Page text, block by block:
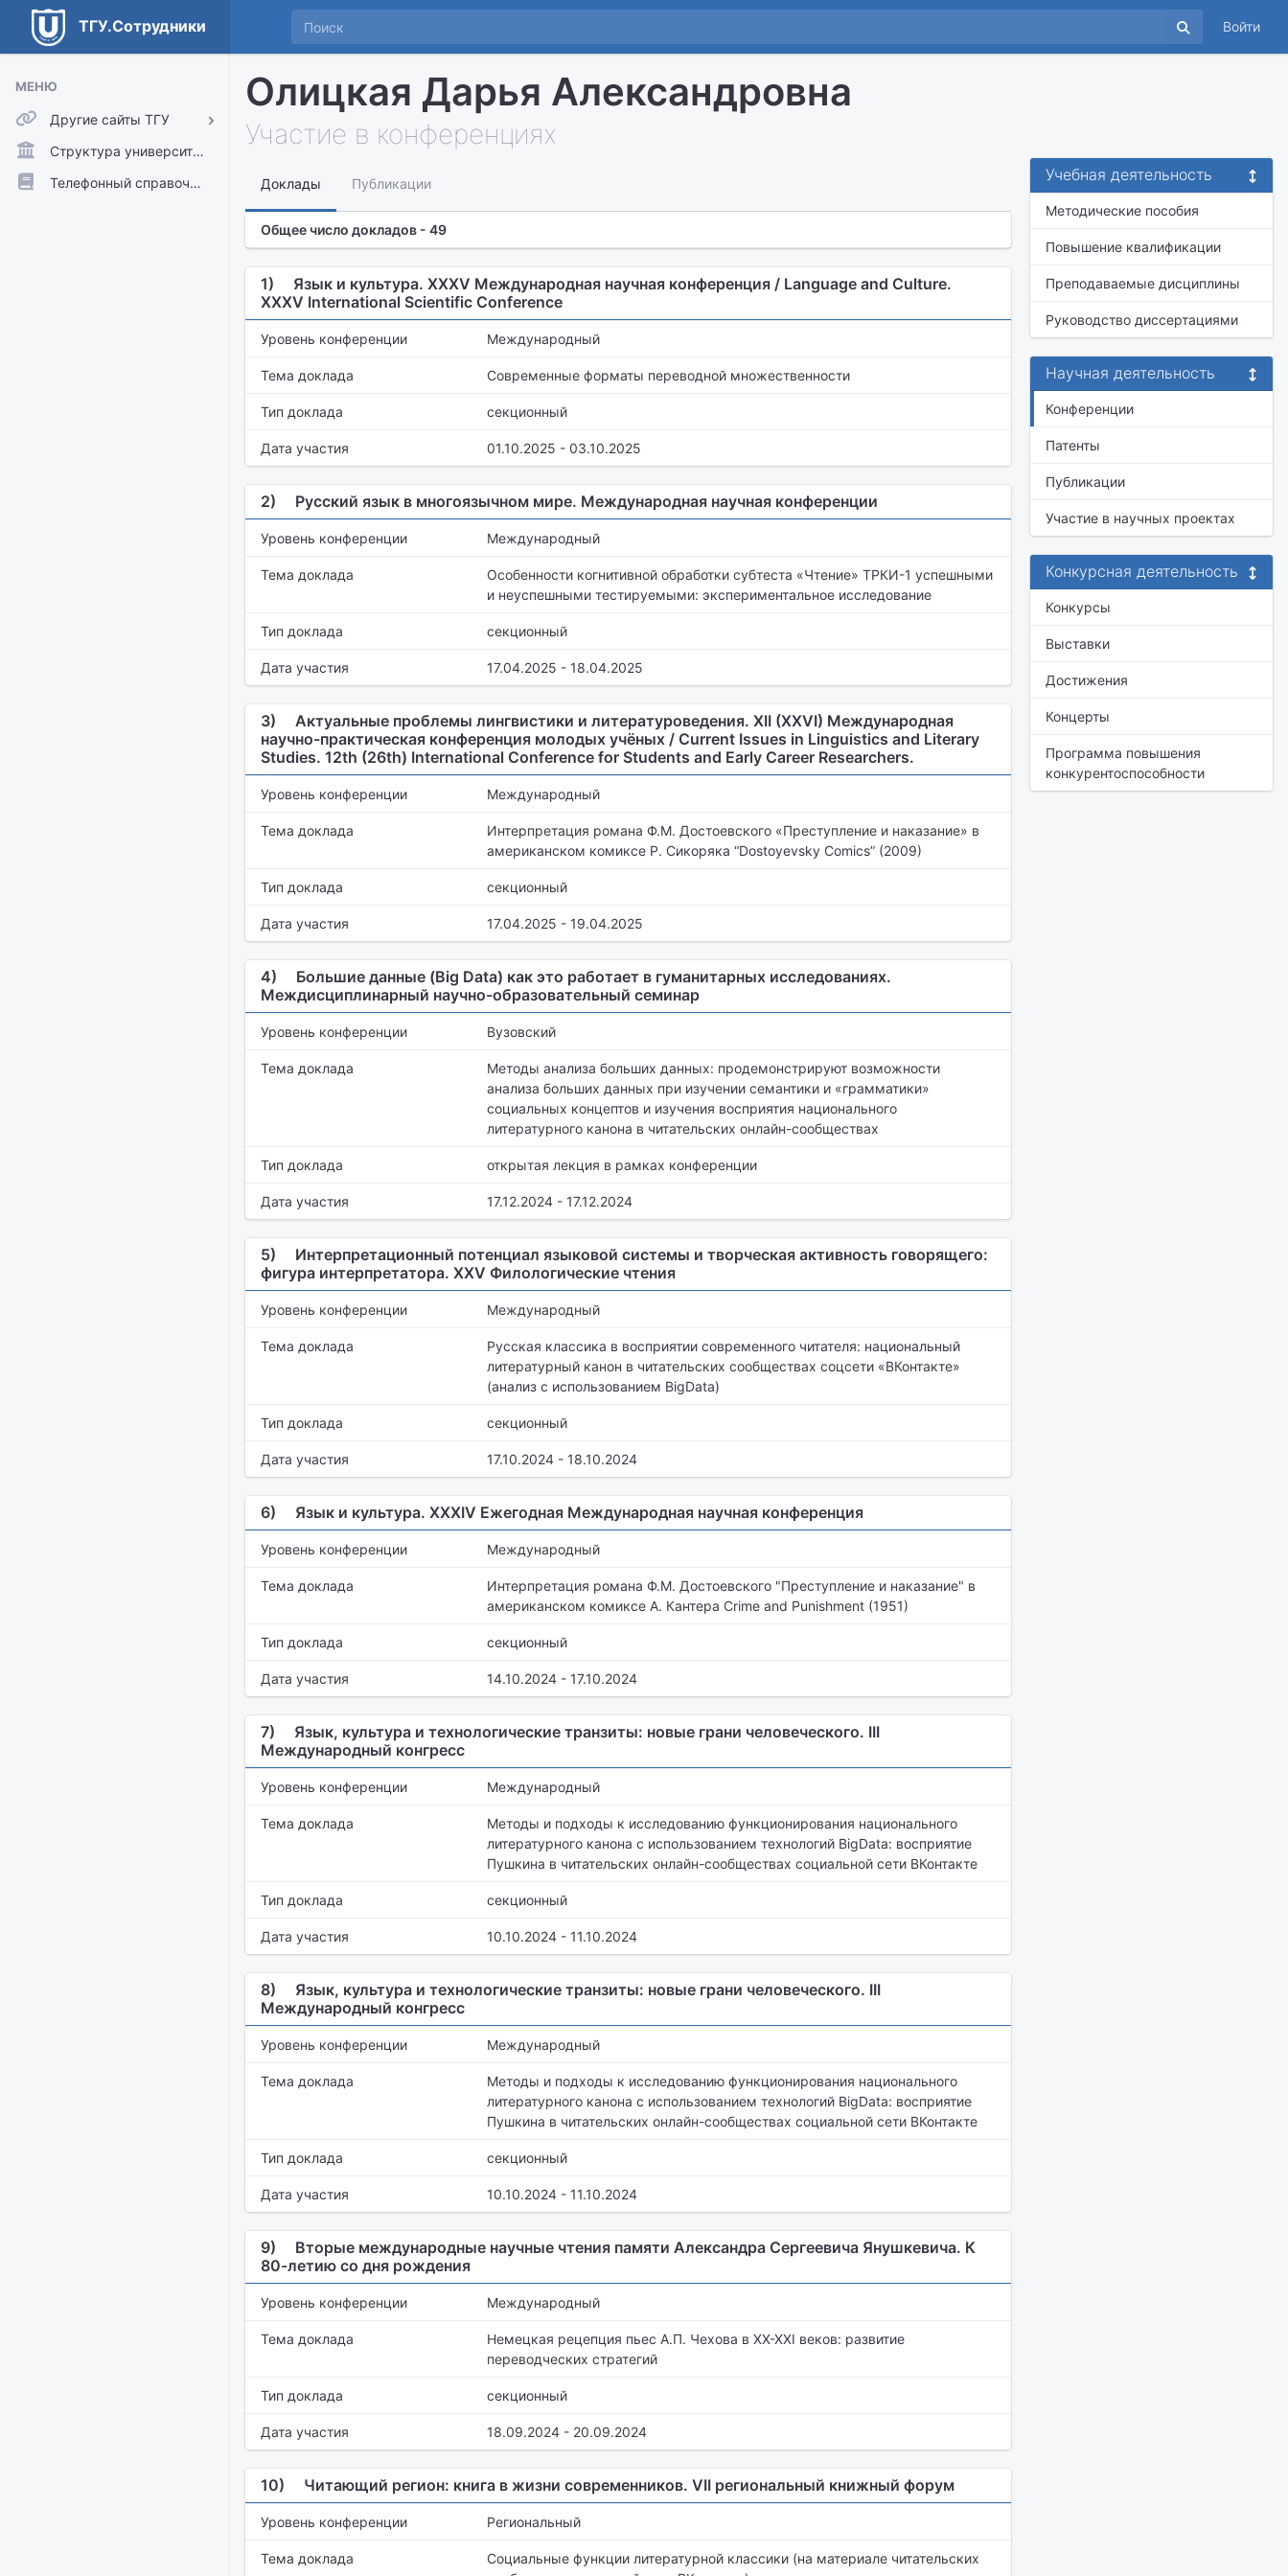
ТГУ.Сотрудники Войти
МЕНЮ
Другие сайты ТГУ
ТГУ.Аккаунты
ТГУ.Расписание
Структура университета
Телефонный справочник
Олицкая Дарья Александровна
Участие в конференциях
Доклады Публикации
Общее число докладов - 49
1)
Язык и культура. XXXV Международная научная конференция / Language and Culture.
XXXV International Scientific Conference
Уровень конференции Международный
Тема доклада Современные форматы переводной множественности
Тип доклада секционный
Дата участия 01.10.2025 - 03.10.2025
2) Русский язык в многоязычном мире. Международная научная конференции
Уровень конференции Международный
Тема доклада
Особенности когнитивной обработки субтеста «Чтение» ТРКИ-1 успешными
и неуспешными тестируемыми: экспериментальное исследование
Тип доклада секционный
Дата участия 17.04.2025 - 18.04.2025
3)
Актуальные проблемы лингвистики и литературоведения. XII (XXVI) Международная
научно-практическая конференция молодых учёных / Current Issues in Linguistics and Literary
Studies. 12th (26th) International Conference for Students and Early Career Researchers.
Уровень конференции Международный
Тема доклада
Интерпретация романа Ф.М. Достоевского «Преступление и наказание» в
американском комиксе Р. Сикоряка “Dostoyevsky Comics” (2009)
Тип доклада секционный
Дата участия 17.04.2025 - 19.04.2025
4)
Большие данные (Big Data) как это работает в гуманитарных исследованиях.
Междисциплинарный научно-образовательный семинар
Уровень конференции Вузовский
Тема доклада
Методы анализа больших данных: продемонстрируют возможности
анализа больших данных при изучении семантики и «грамматики»
социальных концептов и изучения восприятия национального
литературного канона в читательских онлайн-сообществах
Тип доклада открытая лекция в рамках конференции
Дата участия 17.12.2024 - 17.12.2024
5)
Интерпретационный потенциал языковой системы и творческая активность говорящего:
фигура интерпретатора. XXV Филологические чтения
Уровень конференции Международный
Тема доклада
Русская классика в восприятии современного читателя: национальный
литературный канон в читательских сообществах соцсети «ВКонтакте»
(анализ с использованием BigData)
Тип доклада секционный
Дата участия 17.10.2024 - 18.10.2024
6) Язык и культура. XXXIV Ежегодная Международная научная конференция
Уровень конференции Международный
Тема доклада
Интерпретация романа Ф.М. Достоевского "Преступление и наказание" в
американском комиксе А. Кантера Crime and Punishment (1951)
Тип доклада секционный
Дата участия 14.10.2024 - 17.10.2024
7)
Язык, культура и технологические транзиты: новые грани человеческого. III
Международный конгресс
Уровень конференции Международный
Тема доклада
Методы и подходы к исследованию функционирования национального
литературного канона с использованием технологий BigData: восприятие
Пушкина в читательских онлайн-сообществах социальной сети ВКонтакте
Тип доклада секционный
Дата участия 10.10.2024 - 11.10.2024
8)
Язык, культура и технологические транзиты: новые грани человеческого. III
Международный конгресс
Уровень конференции Международный
Тема доклада
Методы и подходы к исследованию функционирования национального
литературного канона с использованием технологий BigData: восприятие
Пушкина в читательских онлайн-сообществах социальной сети ВКонтакте
Тип доклада секционный
Дата участия 10.10.2024 - 11.10.2024
9)
Вторые международные научные чтения памяти Александра Сергеевича Янушкевича. К
80-летию со дня рождения
Уровень конференции Международный
Тема доклада
Немецкая рецепция пьес А.П. Чехова в XX-XXI веков: развитие
переводческих стратегий
Тип доклада секционный
Дата участия 18.09.2024 - 20.09.2024
10) Читающий регион: книга в жизни современников. VII региональный книжный форум
Уровень конференции Региональный
Тема доклада
Социальные функции литературной классики (на материале читательских
Учебная деятельность
Методические пособия
Повышение квалификации
Преподаваемые дисциплины
Руководство диссертациями
Научная деятельность
Конференции
Патенты
Публикации
Участие в научных проектах
Конкурсная деятельность
Конкурсы
Выставки
Достижения
Концерты
Программа повышения
конкурентоспособности